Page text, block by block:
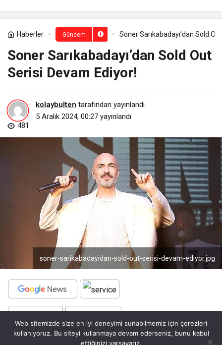
Haberler Gündem Soner Sarıkabadayı’dan Sold
Soner Sarıkabadayı’dan Sold Out
Serisi Devam Ediyor!
kolaybulten tarafından yayınlandı
5 Aralık 2024, 00:27 yayınlandı
481
soner-sarikabadayidan-sold-out-serisi-devam-ediyor.jpg
Türk pop müziğinin sevilen ismi Soner Sarıkabadayı,
Web sitemizde size en iyi deneyimi sunabilmemiz için çerezleri
kullanıyoruz. Bu siteyi kullanmaya devam ederseniz, bunu kabul
ettiğinizi varsayarız.